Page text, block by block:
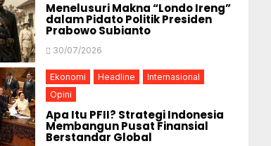
Menelusuri Makna “Londo Ireng”
dalam Pidato Politik Presiden
Prabowo Subianto
30/07/2026
Ekonomi Headline
Internasional
Opini
Apa Itu PFII? Strategi Indonesia
Membangun Pusat Finansial
Berstandar Global